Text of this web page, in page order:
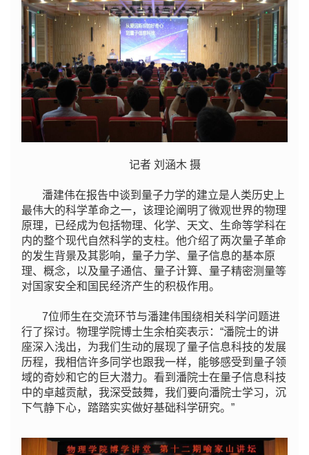
记者 刘涵木 摄
潘建伟在报告中谈到量子力学的建立是人类历史上
最伟大的科学革命之一，该理论阐明了微观世界的物理
原理，已经成为包括物理、化学、天文、生命等学科在
内的整个现代自然科学的支柱。他介绍了两次量子革命
的发生背景及其影响，量子力学、量子信息的基本原
理、概念，以及量子通信、量子计算、量子精密测量等
对国家安全和国民经济产生的积极作用。
7位师生在交流环节与潘建伟围绕相关科学问题进
行了探讨。物理学院博士生余柏奕表示：“潘院士的讲
座深入浅出，为我们生动的展现了量子信息科技的发展
历程，我相信许多同学也跟我一样，能够感受到量子领
域的奇妙和它的巨大潜力。看到潘院士在量子信息科技
中的卓越贡献，我深受鼓舞，我们要向潘院士学习，沉
下气静下心，踏踏实实做好基础科学研究。”